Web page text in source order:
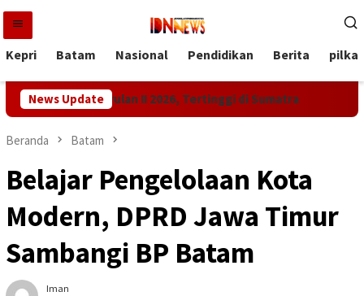
Loncat
konten
Kepri Batam Nasional Pendidikan Berita
News Update
di Triwulan II 2026, Tertinggi di Sumatra
Beranda Batam
Belajar Pengelolaan Kota
Modern, DPRD Jawa Timur
Sambangi BP Batam
Iman